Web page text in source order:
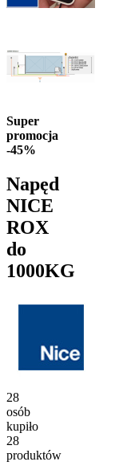
Super
promocja
-45%
Napęd
NICE
ROX
do
1000KG
28
osób
kupiło
28
produktów